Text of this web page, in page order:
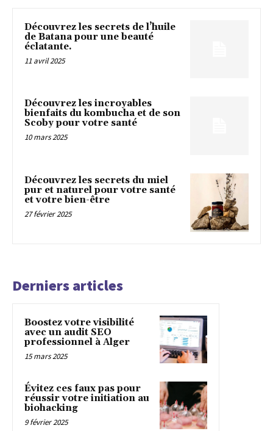
Découvrez les secrets de l’huile
de Batana pour une beauté
éclatante.
11 avril 2025
Découvrez les incroyables
bienfaits du kombucha et de son
Scoby pour votre santé
10 mars 2025
Découvrez les secrets du miel
pur et naturel pour votre santé
et votre bien-être
27 février 2025
Derniers articles
Boostez votre visibilité
avec un audit SEO
professionnel à Alger
15 mars 2025
Évitez ces faux pas pour
réussir votre initiation au
biohacking
9 février 2025